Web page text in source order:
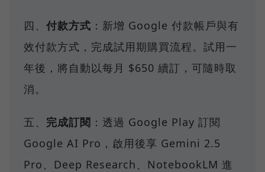
四、 付款方式 ：新增 Google 付款帳戶與有
效付款方式，完成試用期購買流程。試用一
年後，將自動以每月 $650 續訂，可隨時取
消。
五、 完成訂閱 ：透過 Google Play 訂閱
Google AI Pro，啟用後享 Gemini 2.5
Pro、Deep Research、NotebookLM 進